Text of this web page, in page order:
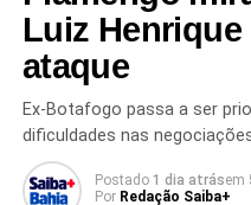
TÓPICOS RELACIONADOS
Luiz
ataque
Ex-Botafogo passa a ser
dificuldades nas
Postado 1 dia atrásem
Por Redação Saiba+